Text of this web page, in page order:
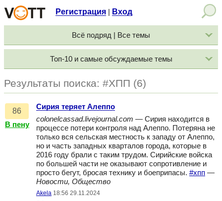
Регистрация Вход
Всё подряд | Все темы
Топ-10 и самые обсуждаемые темы
Результаты поиска: #ХПП (6)
86
В пену
Сирия теряет Алеппо
colonelcassad.livejournal.com — Сирия находится в
процессе потери контроля над Алеппо. Потеряна не
только вся сельская местность к западу от Алеппо,
но и часть западных кварталов города, которые в
2016 году брали с таким трудом. Сирийские войска
по большей части не оказывают сопротивление и
просто бегут, бросая технику и боеприпасы. #хпп —
Новости, Общество
Akela 18:56 29.11.2024